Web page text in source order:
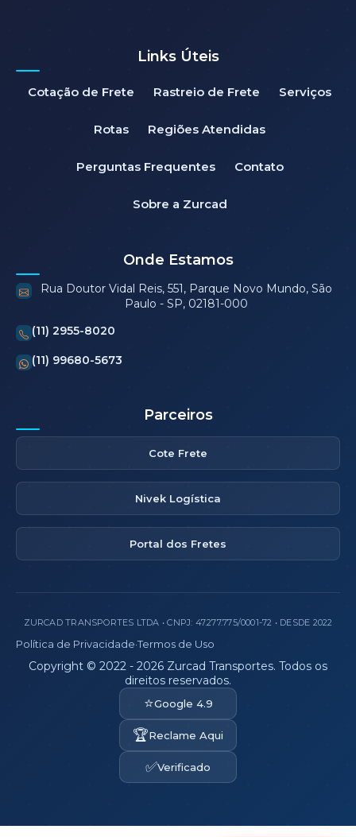
Links Úteis
Cotação de Frete Rastreio de Frete Serviços
Rotas Regiões Atendidas
Perguntas Frequentes Contato
Sobre a Zurcad
Onde Estamos
Rua Doutor Vidal Reis, 551, Parque Novo Mundo, São
Paulo - SP, 02181-000
(11) 2955-8020
(11) 99680-5673
Parceiros
Cote Frete
Nivek Logística
Portal dos Fretes
ZURCAD TRANSPORTES LTDA • CNPJ: 47.277.775/0001-72 • DESDE 2022
Política de Privacidade·Termos de Uso
Copyright © 2022 - 2026 Zurcad Transportes. Todos os
direitos reservados.
⭐Google 4.9
🏆Reclame Aqui
✅Verificado